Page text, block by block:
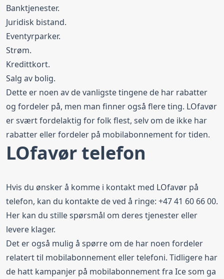
Banktjenester.
Juridisk bistand.
Eventyrparker.
Strøm.
Kredittkort.
Salg av bolig.
Dette er noen av de vanligste tingene de har rabatter
og fordeler på, men man finner også flere ting. LOfavør
er svært fordelaktig for folk flest, selv om de ikke har
rabatter eller fordeler på mobilabonnement for tiden.
LOfavør telefon
Hvis du ønsker å komme i kontakt med LOfavør på
telefon, kan du kontakte de ved å ringe: +47 41 60 66 00.
Her kan du stille spørsmål om deres tjenester eller
levere klager.
Det er også mulig å spørre om de har noen fordeler
relatert til mobilabonnement eller telefoni. Tidligere har
de hatt kampanjer på mobilabonnement fra Ice som ga